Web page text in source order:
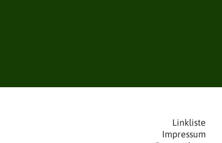
Linkliste
Impressum